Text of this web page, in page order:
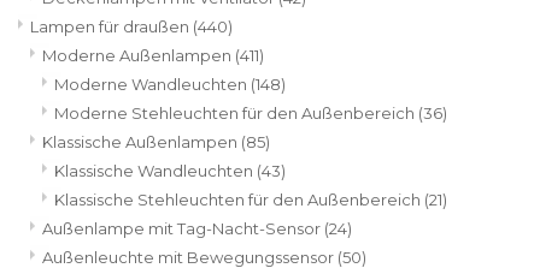
Lampen für draußen (440)
Moderne Außenlampen (411)
Moderne Wandleuchten (148)
Moderne Stehleuchten für den Außenbereich (36)
Klassische Außenlampen (85)
Klassische Wandleuchten (43)
Klassische Stehleuchten für den Außenbereich (21)
Außenlampe mit Tag-Nacht-Sensor (24)
Außenleuchte mit Bewegungssensor (50)